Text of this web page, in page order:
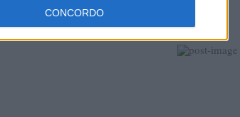
CONCORDO